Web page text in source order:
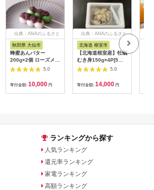
出典：ANAのふるさと
秋田県 大仙市
蜂蜜あんバター
200g×2個 ローズメイ
[あんバター はちみ
つ 発酵バター あん
こ 水あめ不使用 秋
田県 大仙市]
5.0
寄付金額: 10,000 円
出典：ANAのふるさと
納税
北海道 根室市
【北海道根室産】牡蠣
むき身150g×4P[5月
下旬以降発送] A-
5.0
寄付金額: 14,000 円
ランキングから探す
人気ランキング
還元率ランキング
家電ランキング
高額ランキング